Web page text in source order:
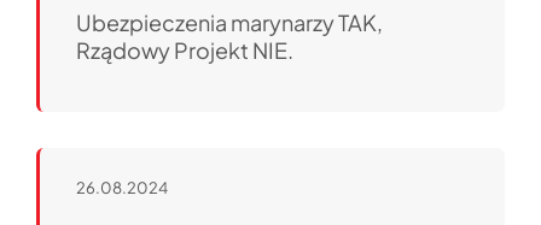
Ubezpieczenia marynarzy TAK,
Rządowy Projekt NIE.
26.08.2024